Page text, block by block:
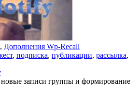
, Дополнения Wp-Recall
, подписка, публикации, рассылка,
записи группы и формирование